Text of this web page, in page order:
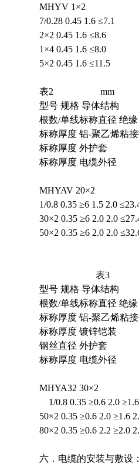
MHYV 1×2
7/0.28 0.45 1.6 ≤7.1
2×2 0.45 1.6 ≤8.6
1×4 0.45 1.6 ≤8.0
5×2 0.45 1.6 ≤11.5
表2
mm
型号 规格 导体结构
根数/单线标称直径 绝缘
标称厚度 铝-聚乙烯粘
标称厚度 外护套
标称厚度 电缆外径
MHYAV 20×2
1/0.8 0.35 ≥6 1.5 2.0
30×2 0.35 ≥6 2.0 2.0
50×2 0.35 ≥6 2.0 2.0
表3
型号 规格 导体结构
根数/单线标称直径 绝缘
标称厚度 铝-聚乙烯粘
标称厚度 镀锌铠装
钢丝直径 外护套
标称厚度 电缆外径
MHYA32 30×2
1/0.8 0.35 ≥0.6 2.0
50×2 0.35 ≥0.6 2.0 ≥1.6
80×2 0.35 ≥0.6 2.2 ≥2.0
六．电缆的安装与敷设：